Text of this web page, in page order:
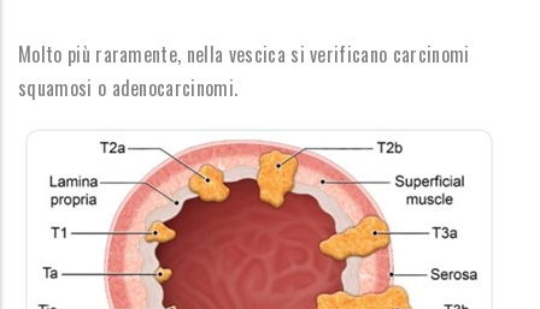
Molto più raramente, nella vescica si verificano carcinomi
squamosi o adenocarcinomi.